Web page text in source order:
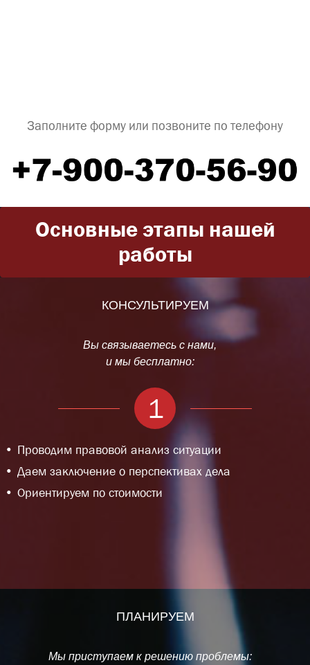
Заполните форму или позвоните по телефону
Основные этапы нашей
работы
КОНСУЛЬТИРУЕМ
Вы связываетесь с нами,
и мы бесплатно:
1
Проводим правовой анализ ситуации
Даем заключение о перспективах дела
Ориентируем по стоимости
ПЛАНИРУЕМ
Мы приступаем к решению проблемы: